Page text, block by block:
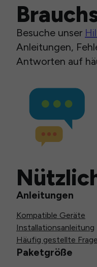
Besuche unser
Anleitungen,
Antworten auf
Anleitungen
Kompatible Geräte
Installationsanleitung
Häufig gestellte
Paketgröße